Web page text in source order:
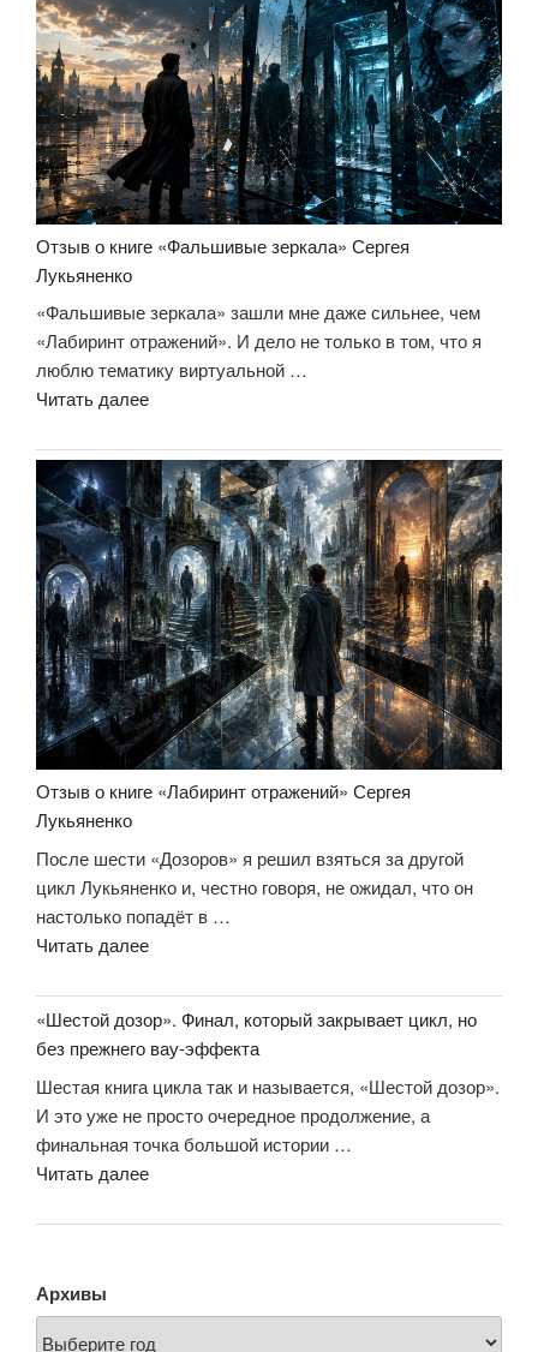
если
у
тебя
забрать
всё?»
Отзыв о книге «Фальшивые зеркала» Сергея
Лукьяненко
«Фальшивые зеркала» зашли мне даже сильнее, чем
«Лабиринт отражений». И дело не только в том, что я
люблю тематику виртуальной …
Читать далее«Отзыв
книге
«Фальшивые
зеркала»
Сергея
Лукьяненко»
Отзыв о книге «Лабиринт отражений» Сергея
Лукьяненко
После шести «Дозоров» я решил взяться за другой
цикл Лукьяненко и, честно говоря, не ожидал, что он
настолько попадёт в …
Читать далее«Отзыв
книге
«Лабиринт
отражений»
Сергея
Лукьяненко»
«Шестой дозор». Финал, который закрывает цикл, но
без прежнего вау-эффекта
Шестая книга цикла так и называется, «Шестой дозор».
И это уже не просто очередное продолжение, а
финальная точка большой истории …
Читать далее««Шестой
Финал,
цикл,
но
Архивы